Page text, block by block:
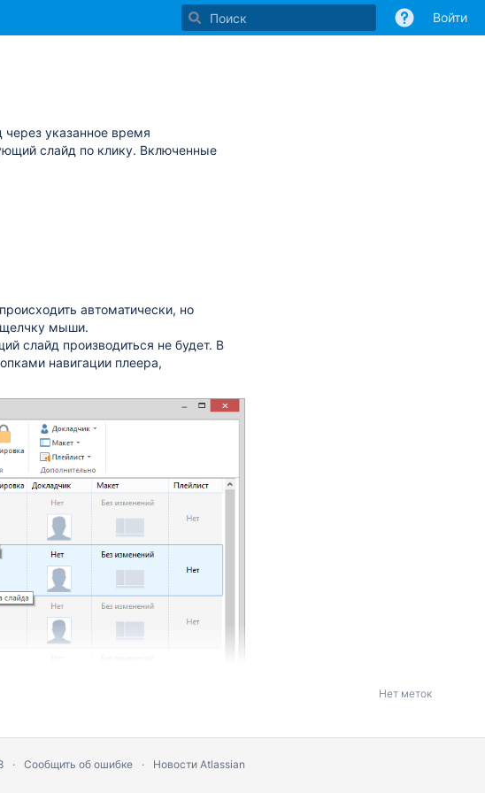
Войти
указанное время
слайд по клику. Включенные
автоматически, но
щелчку мыши.
слайд производиться не будет. В
навигации плеера,
Нет меток
Сообщить об ошибке Новости Atlassian